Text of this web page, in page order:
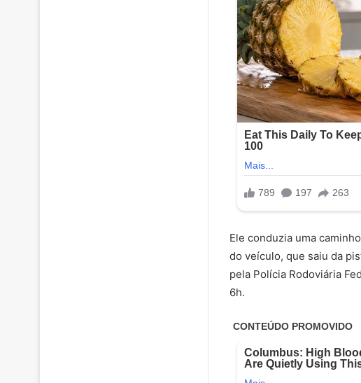
Ele conduzia uma
do veículo, que saiu da
pela Polícia Rodoviária
6h.